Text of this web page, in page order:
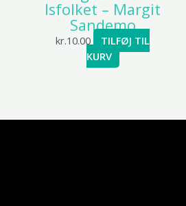
Isfolket – Margit
Sandemo
kr.10.00
TILFØJ TIL
KURV